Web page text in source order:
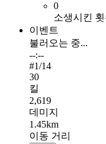
0
소생시킨
이벤트
불러오는 중...
--:--
#1/14
30
킬
2,619
데미지
1.45km
이동 거리